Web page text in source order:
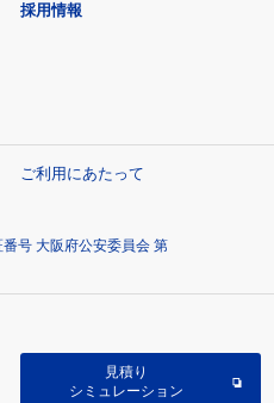
採用情報
ご利用にあたって
号 大阪府公安委員会 第
見積り
シミュレーション